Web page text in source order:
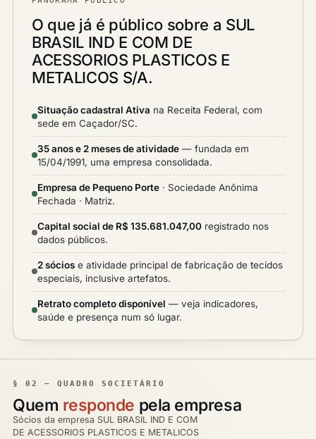
O que já é público sobre a SUL
BRASIL IND E COM DE
ACESSORIOS PLASTICOS E
METALICOS S/A.
Situação cadastral Ativa na Receita Federal, com
sede em Caçador/SC.
35 anos e 2 meses de atividade — fundada em
15/04/1991, uma empresa consolidada.
Empresa de Pequeno Porte · Sociedade Anônima
Fechada · Matriz.
Capital social de R$ 135.681.047,00 registrado nos
dados públicos.
2 sócios e atividade principal de fabricação de tecidos
especiais, inclusive artefatos.
Retrato completo disponível — veja indicadores,
saúde e presença num só lugar.
§ 02 — QUADRO SOCIETÁRIO
Quem responde pela empresa
Sócios da empresa SUL BRASIL IND E COM
DE ACESSORIOS PLASTICOS E METALICOS